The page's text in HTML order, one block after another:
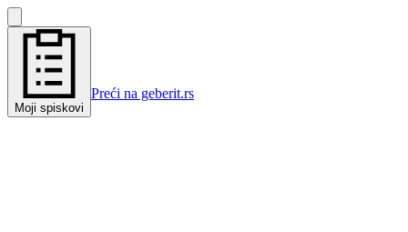
Moji spiskovi
Preći na geberit.rs